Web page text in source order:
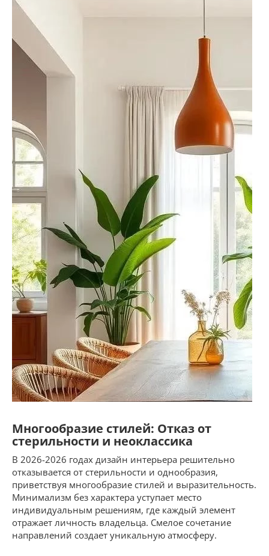
Многообразие стилей: Отказ от
стерильности и неоклассика
В 2026-2026 годах дизайн интерьера решительно
отказывается от стерильности и однообразия,
приветствуя многообразие стилей и выразительность.
Минимализм без характера уступает место
индивидуальным решениям, где каждый элемент
отражает личность владельца. Смелое сочетание
направлений создает уникальную атмосферу.